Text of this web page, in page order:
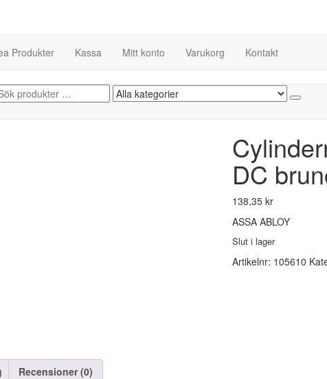
Produkter Kassa Mitt konto Varukorg Kontakt
DC
138,35 kr
ASSA ABLOY
Slut i lager
Artikelnr: 105610
Recensioner (0)